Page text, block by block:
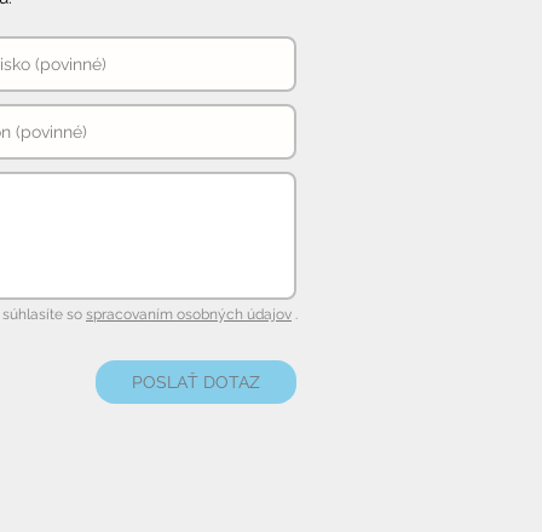
so spracovaním osobných údajov .
POSLAŤ DOTAZ